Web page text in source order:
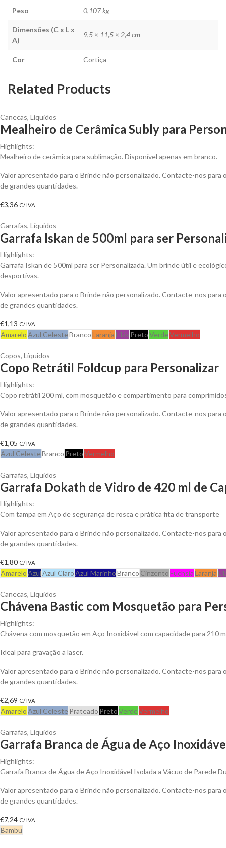
Peso
0,107 kg
Dimensões (C x L x
A)
9,5 × 11,5 × 2,4 cm
Cor Cortiça
Related Products
Canecas, Líquidos
Mealheiro de Cerâmica Subly para
Highlights:
Mealheiro de cerâmica para sublimação. Disponível apenas em branco.
Valor apresentado para o Brinde não personalizado. Contacte-nos
de grandes quantidades.
€3,36 C/ IVA
Garrafas, Líquidos
Garrafa Iskan de 500ml para ser
Highlights:
Garrafa Iskan de 500ml para ser Personalizada. Um brinde útil e
desportivas.
Valor apresentado para o Brinde não personalizado. Contacte-nos
de grandes quantidades.
€1,13 C/ IVA
AmareloAzul CelesteBrancoLaranja Lilás PretoVerdeVermelho
Copos, Líquidos
Copo Retrátil Foldcup para Personalizar
Highlights:
Copo retrátil 200 ml, com mosquetão e compartimento para
Valor apresentado para o Brinde não personalizado. Contacte-nos
de grandes quantidades.
€1,05 C/ IVA
Azul CelesteBranco PretoVermelho
Garrafas, Líquidos
Garrafa Dokath de Vidro de 420 ml de
Highlights:
Com tampa em Aço de segurança de rosca e prática fita de transporte
Valor apresentado para o Brinde não personalizado. Contacte-nos
de grandes quantidades.
€1,80 C/ IVA
AmareloAzulAzul ClaroAzul MarinhoBranco CinzentoFuchsiaLaranja
Canecas, Líquidos
Chávena Bastic com Mosquetão para
Highlights:
Chávena com mosquetão em Aço Inoxidável com capacidade para 210
Ideal para gravação a laser.
Valor apresentado para o Brinde não personalizado. Contacte-nos
de grandes quantidades.
€2,69 C/ IVA
AmareloAzul Celeste Prateado PretoVerdeVermelho
Garrafas, Líquidos
Garrafa Branca de Água de Aço
Highlights:
Garrafa Branca de Água de Aço Inoxidável Isolada a Vácuo de Parede
Valor apresentado para o Brinde não personalizado. Contacte-nos
de grandes quantidades.
€7,24 C/ IVA
Bambu